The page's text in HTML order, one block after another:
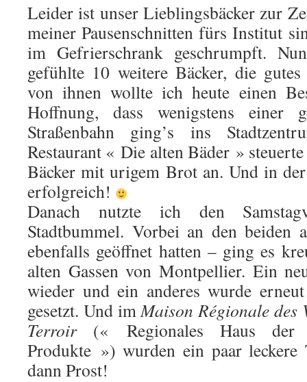
Leider ist unser Lieblingsbäcker zur
meiner Pausenschnitten fürs Institut
im Gefrierschrank geschrumpft.
gefühlte 10 weitere Bäcker, die
von ihnen wollte ich heute einen
Hoffnung, dass wenigstens
Straßenbahn ging’s ins
Restaurant « Die alten Bäder »
Bäcker mit urigem Brot an. Und in
erfolgreich!
Danach nutzte ich den
Stadtbummel. Vorbei an den beiden
ebenfalls geöffnet hatten – ging es
alten Gassen von Montpellier. Ein
wieder und ein anderes wurde
gesetzt. Und imMaison Régionale des
Terroir(« Regionales Haus der
Produkte ») wurden ein paar leckere
dann Prost!